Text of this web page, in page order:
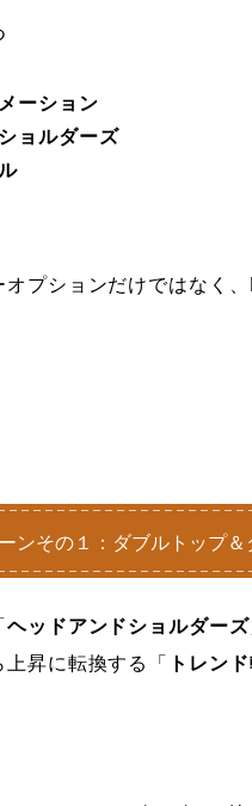
ーション
ョルダーズ
オプションだけではなく、
ンその１：ダブルトップ＆
ヘッドアンドショルダーズ
昇に転換する
「 トレン